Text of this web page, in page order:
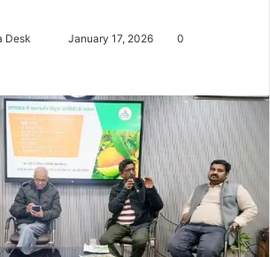
Desk
SendJanuary 17, 2026 0